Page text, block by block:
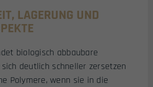
LAGERUNG UND
biologisch abbaubare
deutlich schneller zersetzen
Polymere, wenn sie in die